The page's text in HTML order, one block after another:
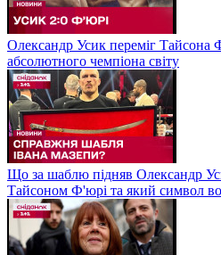
Олександр Усик переміг Тайсона
абсолютного чемпіона світу
Що за шаблю підняв Олександр
Тайсоном Ф'юрі та який символ